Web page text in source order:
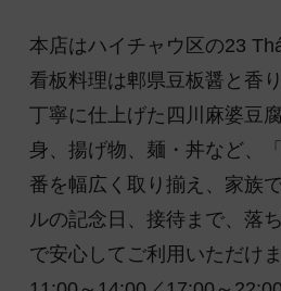
本店はハイチャウ区の23
看板料理は郫県豆板醤と香
丁寧に仕上げた四川麻婆豆
身、揚げ物、麺・丼など、
番を幅広く取り揃え、家族
ルの記念日、接待まで、落
で安心してご利用いただけ